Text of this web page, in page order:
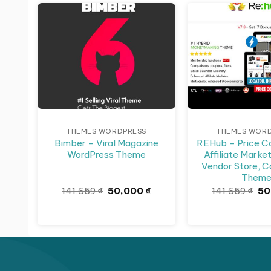
THEMES WORDPRESS
Bimber – Viral Magazine
WordPress Theme
141,659₫ Giá
gốc
50,000 ₫Giá
THEMES
REHub – Price
Affiliate
Vendor Store,
Theme
141,659₫ Giá